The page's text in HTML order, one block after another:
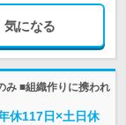
気になる
み ■組織作りに携われ
休117日×土日休